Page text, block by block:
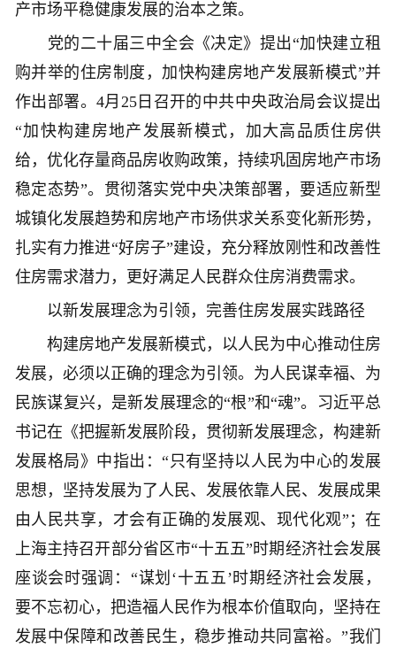
产市场平稳健康发展的治本之策。
党的二十届三中全会《决定》提出“加快建立租
购并举的住房制度，加快构建房地产发展新模式”并
作出部署。4月25日召开的中共中央政治局会议提出
“加快构建房地产发展新模式，加大高品质住房供
给，优化存量商品房收购政策，持续巩固房地产市场
稳定态势”。贯彻落实党中央决策部署，要适应新型
城镇化发展趋势和房地产市场供求关系变化新形势，
扎实有力推进“好房子”建设，充分释放刚性和改善性
住房需求潜力，更好满足人民群众住房消费需求。
以新发展理念为引领，完善住房发展实践路径
构建房地产发展新模式，以人民为中心推动住房
发展，必须以正确的理念为引领。为人民谋幸福、为
民族谋复兴，是新发展理念的“根”和“魂”。习近平总
书记在《把握新发展阶段，贯彻新发展理念，构建新
发展格局》中指出：“只有坚持以人民为中心的发展
思想，坚持发展为了人民、发展依靠人民、发展成果
由人民共享，才会有正确的发展观、现代化观”；在
上海主持召开部分省区市“十五五”时期经济社会发展
座谈会时强调：“谋划‘十五五’时期经济社会发展，
要不忘初心，把造福人民作为根本价值取向，坚持在
发展中保障和改善民生，稳步推动共同富裕。”我们